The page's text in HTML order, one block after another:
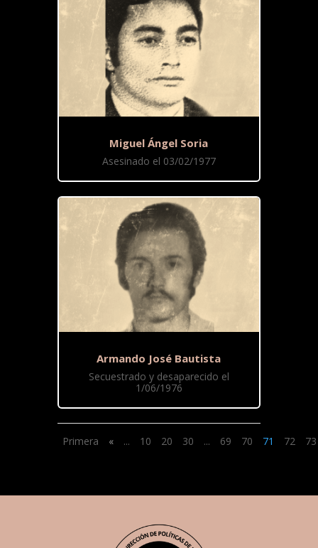
Miguel Ángel Soria
Asesinado el 03/02/1977
Armando José Bautista
Secuestrado y desaparecido el
1/06/1976
Primera « ... 10 20 30 ... 69 70 71 72 73